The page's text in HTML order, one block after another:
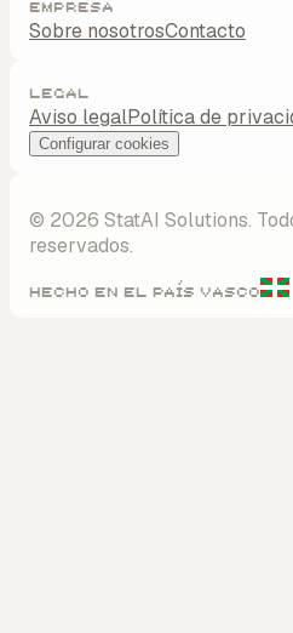
Empresa
Sobre nosotrosContacto
Legal
Aviso legalPolítica de
Configurar cookies
© 2026 StatAI Solutions.
reservados.
Hecho en el País Vasco